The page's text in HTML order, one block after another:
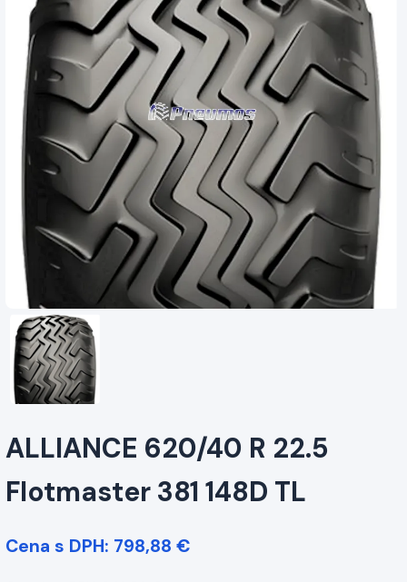
ALLIANCE 620/40 R 22.5
Flotmaster 381 148D TL
Cena s DPH: 798,88 €